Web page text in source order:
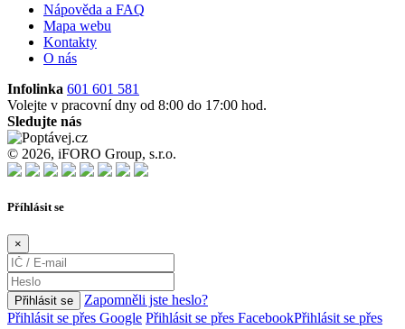
Nápověda a FAQ
Mapa webu
Kontakty
O nás
Infolinka 601 601 581
Volejte v pracovní dny od 8:00 do 17:00 hod.
Sledujte nás
© 2026, iFORO Group, s.r.o.
Příhlásit se
×
Přihlásit se
Zapomněli jste heslo?
Přihlásit se přes Google Přihlásit se přes FacebookPřihlásit se přes